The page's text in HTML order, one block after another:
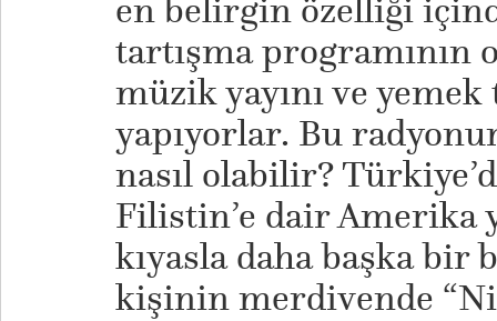
en belirgin özelliği
tartışma programının
müzik yayını ve
yapıyorlar. Bu
nasıl olabilir?
Filistin’e dair Amerika
kıyasla daha başka bir
kişinin merdivende